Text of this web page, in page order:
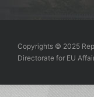
Copyrights © 2025
Directorate for EU